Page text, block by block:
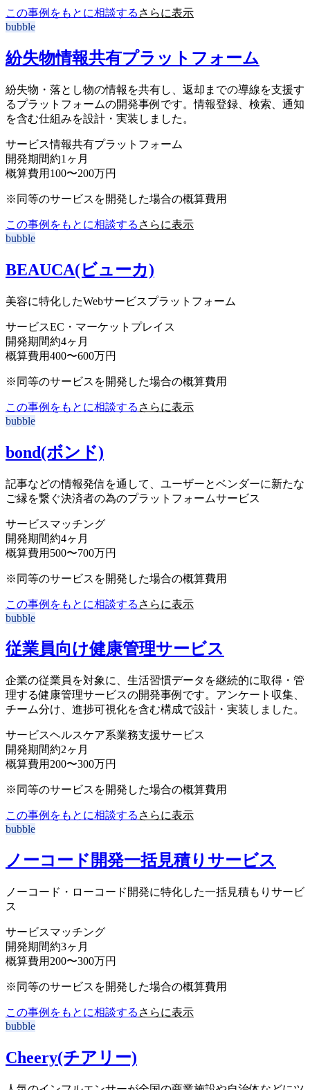
この事例をもとに相談する さらに表示
bubble
紛失物情報共有プラットフォーム
紛失物・落とし物の情報を共有し、返却までの導線を支援す
るプラットフォームの開発事例です。情報登録、検索、通知
を含む仕組みを設計・実装しました。
サービス情報共有プラットフォーム
開発期間約1ヶ月
概算費用 100〜200万円
※同等のサービスを開発した場合の概算費用
この事例をもとに相談する さらに表示
bubble
BEAUCA(ビューカ)
美容に特化したWebサービスプラットフォーム
サービスEC・マーケットプレイス
開発期間約4ヶ月
概算費用400〜600万円
※同等のサービスを開発した場合の概算費用
この事例をもとに相談する さらに表示
bubble
bond(ボンド)
記事などの情報発信を通して、ユーザーとベンダーに新たな
ご縁を繋ぐ決済者の為のプラットフォームサービス
サービスマッチング
開発期間約4ヶ月
概算費用 500〜700万円
※同等のサービスを開発した場合の概算費用
この事例をもとに相談する さらに表示
bubble
従業員向け健康管理サービス
企業の従業員を対象に、生活習慣データを継続的に取得・管
理する健康管理サービスの開発事例です。アンケート収集、
チーム分け、進捗可視化を含む構成で設計・実装しました。
サービスヘルスケア系業務支援サービス
開発期間約2ヶ月
概算費用 200〜300万円
※同等のサービスを開発した場合の概算費用
この事例をもとに相談する さらに表示
bubble
ノーコード開発一括見積りサービス
ノーコード・ローコード開発に特化した一括見積もりサービ
ス
サービスマッチング
開発期間約3ヶ月
概算費用 200〜300万円
※同等のサービスを開発した場合の概算費用
この事例をもとに相談する さらに表示
bubble
Cheery(チアリー)